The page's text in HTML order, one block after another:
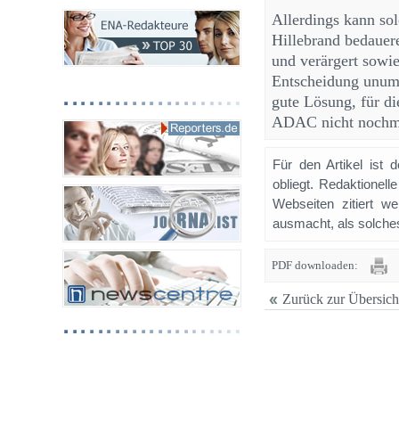
Allerdings kann
Hillebrand
und verärgert
Entscheidung
gute Lösung, für
ADAC nicht
Für den Artikel ist
obliegt.
Webseiten zitiert
ausmacht, als
PDF downloaden:
Zurück zur